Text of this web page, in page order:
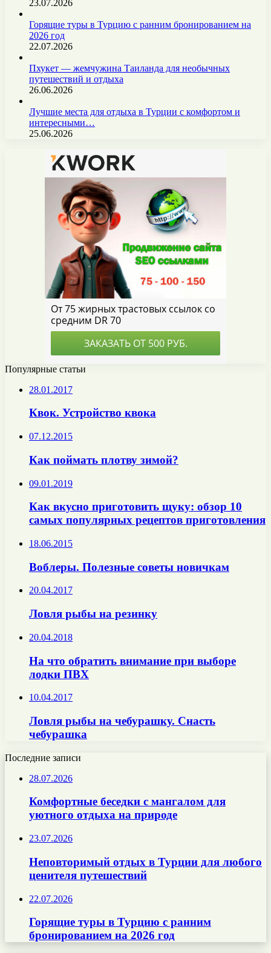
23.07.2026
Горящие туры в Турцию с ранним бронированием на
2026 год
22.07.2026
Пхукет — жемчужина Таиланда для необычных
путешествий и отдыха
26.06.2026
Лучшие места для отдыха в Турции с комфортом и
интересными…
25.06.2026
Популярные статьи
28.01.2017
Квок. Устройство квока
07.12.2015
Как поймать плотву зимой?
09.01.2019
Как вкусно приготовить щуку: обзор 10
самых популярных рецептов приготовления
18.06.2015
Воблеры. Полезные советы новичкам
20.04.2017
Ловля рыбы на резинку
20.04.2018
На что обратить внимание при выборе
лодки ПВХ
10.04.2017
Ловля рыбы на чебурашку. Снасть
чебурашка
Последние записи
28.07.2026
Комфортные беседки с мангалом для
уютного отдыха на природе
23.07.2026
Неповторимый отдых в Турции для любого
ценителя путешествий
22.07.2026
Горящие туры в Турцию с ранним
бронированием на 2026 год